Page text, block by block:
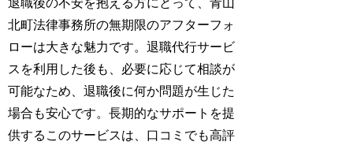
北町法律事務所の無期限のアフターフォ
ローは大きな魅力です。退職代行サービ
スを利用した後も、必要に応じて相談が
可能なため、退職後に何か問題が生じた
場合も安心です。長期的なサポートを提
供するこのサービスは、口コミでも高評